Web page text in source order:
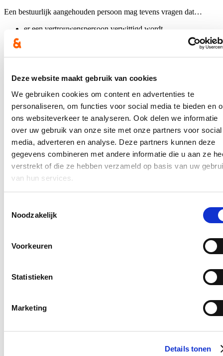
Deze website maakt gebruik van cookies
We gebruiken cookies om content en advertenties te
personaliseren, om functies voor social media te bieden en
ons websiteverkeer te analyseren. Ook delen we informatie
over uw gebruik van onze site met onze partners voor social
media, adverteren en analyse. Deze partners kunnen deze
gegevens combineren met andere informatie die u aan ze
verstrekt of die ze hebben verzameld op basis van uw
van hun services.
Noodzakelijk
Voorkeuren
Statistieken
Marketing
Details tonen
Een bestuurlijk aangehouden persoon mag tevens vragen dat…
er een vertrouwenspersoon verwittigd wordt,
heeft voor de duur van zijn vrijheidsberoving recht op
voldoende drinkwater, gebruik van het sanitair en afhankelijk
Een bestuurlijke aanhouding dient ook steeds verricht en
geregistreerd te worden door een officier van bestuurlijke
politie.
Tot op vandaag werd een aanhouding omwille van openbaar
dronkenschap enkel geregeld volgens ‘de wet betreffende de
beteugeling van de openbare dronkenschap’, die
sui generis
stand kwam in 1939 en enkel stelt dat ‘een persoon die in een
openbare plaats in staat van dronkenschap gevonden wordt en die
wanorde, schandaal, of gevaar veroorzaakt, ten minste twee uur en
ten hoogste twaalf uur opgesloten kan worden’. Met mijn
wetsvoorstel vervalt die minimale duur, maar wordt de maximale
duur behouden. Het Comité P, dat toezicht houdt op de
Nieuws
Plenaire vraag over de hervormingen van de
25/06/26
interventie: zij zijn vaak als eersten ter plaatse wanneer mensen hulp
van nabij op. Dat de regering werk wil maken van een modern